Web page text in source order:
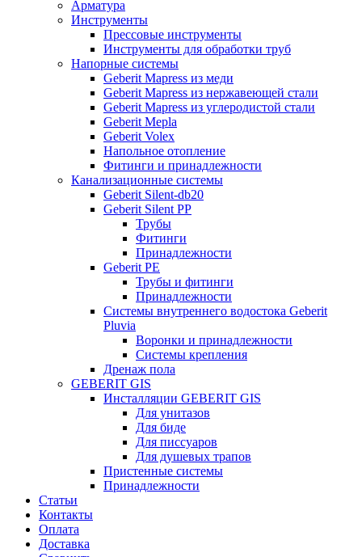
Арматура
Инструменты
Прессовые инструменты
Инструменты для обработки труб
Напорные системы
Geberit Mapress из меди
Geberit Mapress из нержавеющей стали
Geberit Mapress из углеродистой стали
Geberit Mepla
Geberit Volex
Напольное отопление
Фитинги и принадлежности
Канализационные системы
Geberit Silent-db20
Geberit Silent PP
Трубы
Фитинги
Принадлежности
Geberit PE
Трубы и фитинги
Принадлежности
Системы внутреннего водостока Geberit
Pluvia
Воронки и принадлежности
Системы крепления
Дренаж пола
GEBERIT GIS
Инсталляции GEBERIT GIS
Для унитазов
Для биде
Для писсуаров
Для душевых трапов
Пристенные системы
Принадлежности
Статьи
Контакты
Оплата
Доставка